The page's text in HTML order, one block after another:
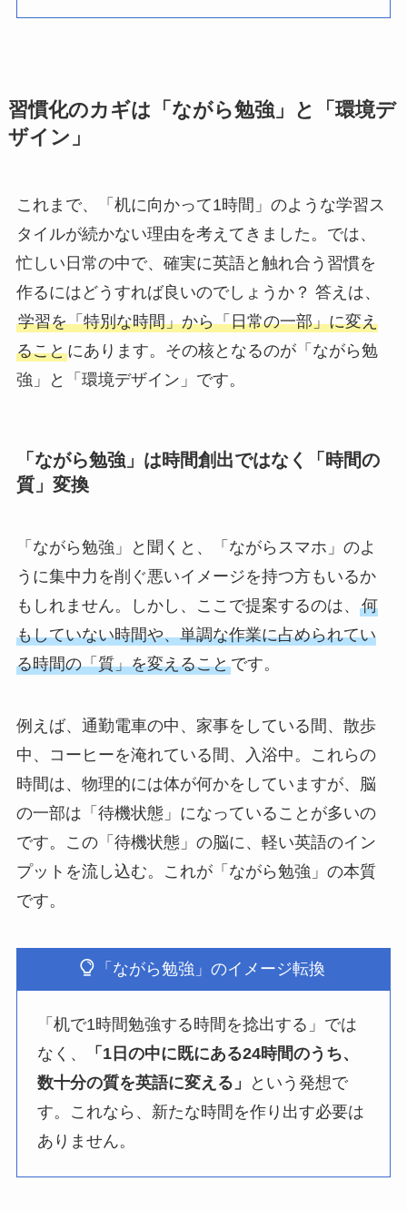
習慣化のカギは「ながら勉強」と「環境デ
ザイン」
これまで、「机に向かって1時間」のような学習ス
タイルが続かない理由を考えてきました。では、
忙しい日常の中で、確実に英語と触れ合う習慣を
作るにはどうすれば良いのでしょうか？ 答えは、
学習を「特別な時間」から「日常の一部」に変え
ることにあります。その核となるのが「ながら勉
強」と「環境デザイン」です。
「ながら勉強」は時間創出ではなく「時間の
質」変換
「ながら勉強」と聞くと、「ながらスマホ」のよ
うに集中力を削ぐ悪いイメージを持つ方もいるか
もしれません。しかし、ここで提案するのは、 何
もしていない時間や、単調な作業に占められてい
る時間の「質」を変えることです。
例えば、通勤電車の中、家事をしている間、散歩
中、コーヒーを淹れている間、入浴中。これらの
時間は、物理的には体が何かをしていますが、脳
の一部は「待機状態」になっていることが多いの
です。この「待機状態」の脳に、軽い英語のイン
プットを流し込む。これが「ながら勉強」の本質
です。
「ながら勉強」のイメージ転換
「机で1時間勉強する時間を捻出する」では
なく、
「1日の中に既にある24時間のうち、
数十分の質を英語に変える」
という発想で
す。これなら、新たな時間を作り出す必要は
ありません。